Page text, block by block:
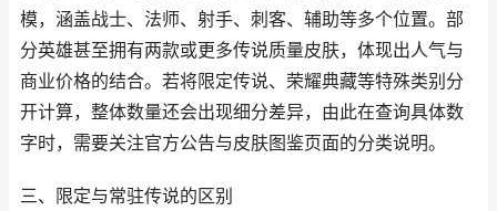
模，涵盖战士、法师、射手、刺客、辅助等多个位置。部
分英雄甚至拥有两款或更多传说质量皮肤，体现出人气与
商业价格的结合。若将限定传说、荣耀典藏等特殊类别分
开计算，整体数量还会出现细分差异，由此在查询具体数
字时，需要关注官方公告与皮肤图鉴页面的分类说明。
三、限定与常驻传说的区别